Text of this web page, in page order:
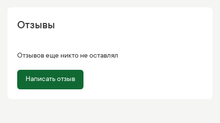
Отзывы
Отзывов еще никто не оставлял
Написать отзыв